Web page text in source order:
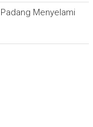
Menyelami